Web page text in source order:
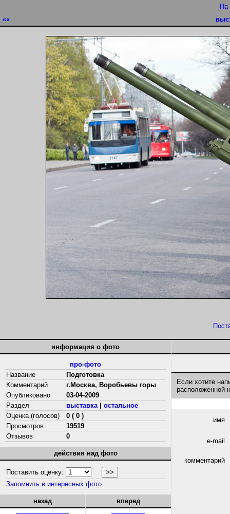
На
««
информация о фото
про-фото
Название
Подготовка
Комментарий
г.Москва, Воробьевы горы
Опубликовано
03-04-2009
Раздел
выставка| остальное
Оценка (голосов)
0 ( 0 )
Просмотров
19519
Отзывов
0
действия над фото
Поставить оценку:
Запомнить в интересных фото
назад вперед
Если хотите
расположенной
имя
e-mail
комментарий